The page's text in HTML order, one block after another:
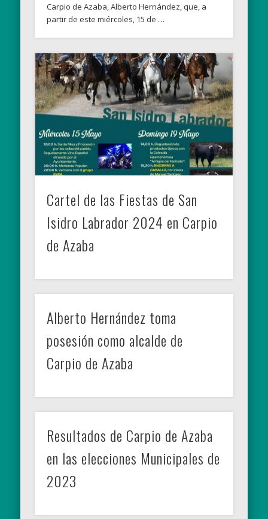
Carpio de Azaba, Alberto Hernández, que, a
partir de este miércoles, 15 de …
Cartel de las Fiestas de San
Isidro Labrador 2024 en Carpio
de Azaba
Alberto Hernández toma
posesión como alcalde de
Carpio de Azaba
Resultados de Carpio de Azaba
en las elecciones Municipales de
2023